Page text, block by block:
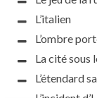
L’italien
L’ombre
La cité sous
L’étendard